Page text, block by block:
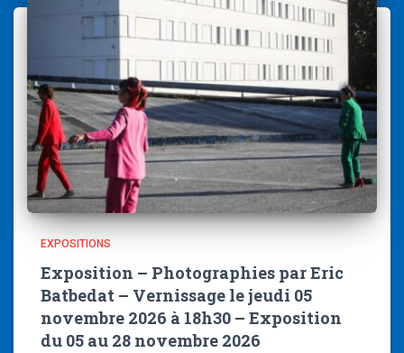
EXPOSITIONS
Exposition – Photographies par Eric
Batbedat – Vernissage le jeudi 05
novembre 2026 à 18h30 – Exposition
du 05 au 28 novembre 2026